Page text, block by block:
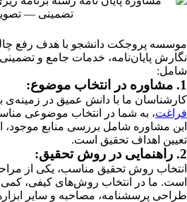
موسسه پروجکت دانشجو با هدف رفع
نگارش پایان‌نامه، خدمات جامع و
شامل:
1. مشاوره در انتخاب موضوع:
کارشناسان ما با دانش عمیق در زمینه‌ی
فراغت، به شما در انتخاب موضوعی
این مشاوره شامل بررسی منابع موجود،
تعیین اهداف تحقیق است.
2. راهنمایی در روش تحقیق:
انتخاب روش تحقیق مناسب، یکی از
است. ما در انتخاب روش‌های کیفی، کمی
طراحی پرسشنامه، مصاحبه و سایر